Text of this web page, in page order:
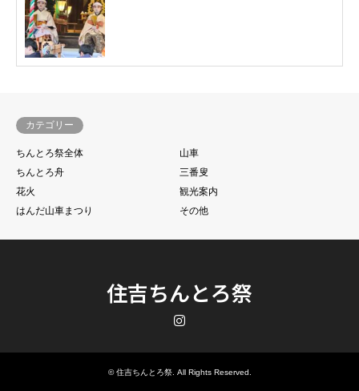
カテゴリー
ちんとろ祭全体
山車
ちんとろ舟
三番叟
花火
観光案内
はんだ山車まつり
その他
住吉ちんとろ祭
©住吉ちんとろ祭. All Rights Reserved.